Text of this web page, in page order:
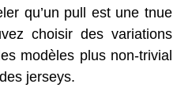
qu’un pull est une tnue
choisir des variations
modèles plus non-trivial
jerseys.